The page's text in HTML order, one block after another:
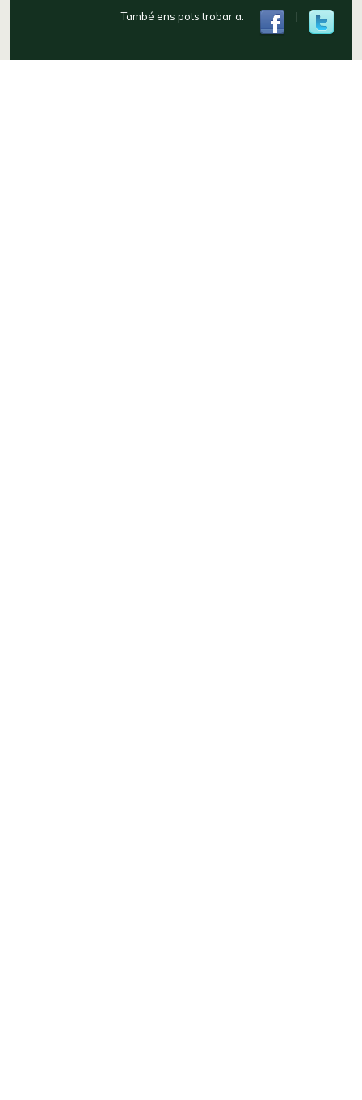
També ens pots trobar a: |